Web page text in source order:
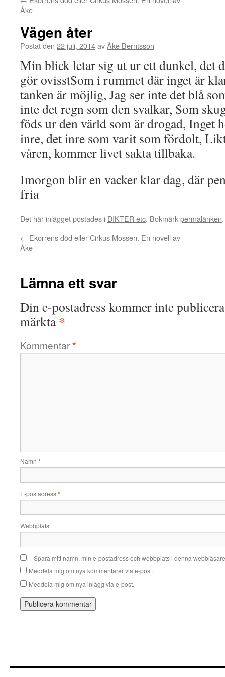
Åke
Vägen åter
Postat den 22 juli, 2014avÅke Berntsson
Min blick letar sig ut ur ett dunkel, det
gör ovisstSom i rummet där inget är
tanken är möjlig, Jag ser inte det blå
inte det regn som den svalkar, Som
föds ur den värld som är drogad, Inget
inre, det inre som varit som fördolt,
våren, kommer livet sakta tillbaka.
Imorgon blir en vacker klar dag, där
fria
Det här inlägget postades i DIKTER etc. Bokmärkpermalänken.
← Ekorrens död eller Cirkus Mossen. En novell av
Åke
Lämna ett svar
Din e-postadress kommer inte
märkta*
Kommentar*
Namn *
E-postadress*
Webbplats
Spara mitt namn, min e-postadress och webbplats i denna
Meddela mig om nya kommentarer via e-post.
Meddela mig om nya inlägg via e-post.